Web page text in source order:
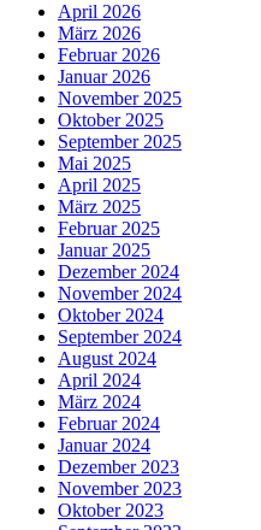
April 2026
März 2026
Februar 2026
Januar 2026
November 2025
Oktober 2025
September 2025
Mai 2025
April 2025
März 2025
Februar 2025
Januar 2025
Dezember 2024
November 2024
Oktober 2024
September 2024
August 2024
April 2024
März 2024
Februar 2024
Januar 2024
Dezember 2023
November 2023
Oktober 2023